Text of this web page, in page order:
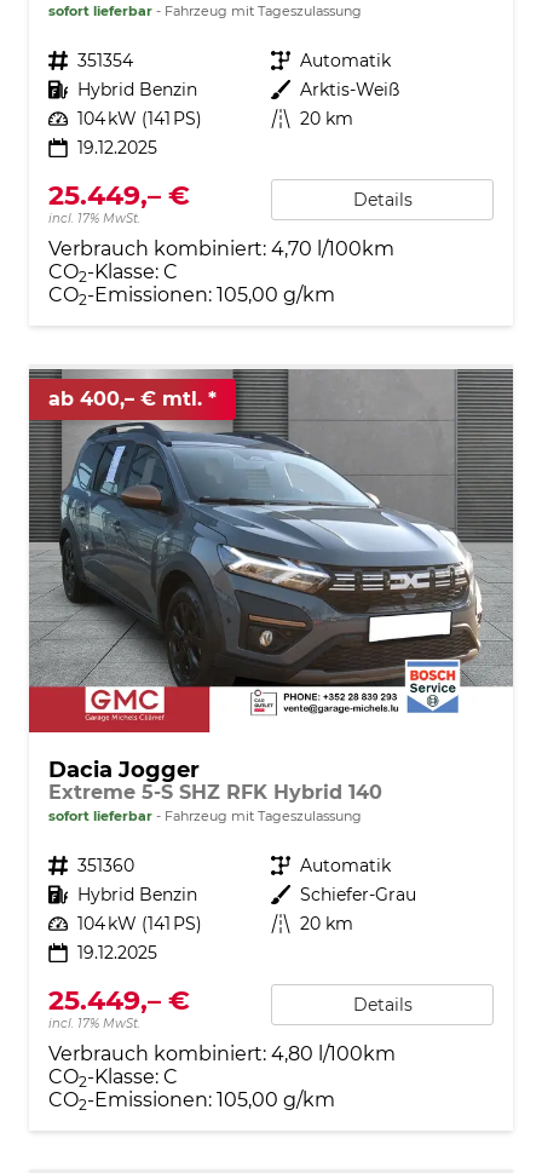
sofort lieferbar Fahrzeug mit Tageszulassung
Fahrzeugnr. 351354 Getriebe Automatik
Kraftstoff Hybrid Benzin Außenfarbe Arktis-Weiß
Leistung 104 kW (141 PS) Kilometerstand 20 km
19.12.2025
25.449,– €
incl. 17% MwSt.
Details
Verbrauch kombiniert: 4,70 l/100km
CO2-Klasse: C
CO2-Emissionen: 105,00 g/km
ab 400,– € mtl.
Dacia Jogger
Extreme 5-S SHZ RFK Hybrid 140
sofort lieferbar Fahrzeug mit Tageszulassung
Fahrzeugnr. 351360 Getriebe Automatik
Kraftstoff Hybrid Benzin Außenfarbe Schiefer-Grau
Leistung 104 kW (141 PS) Kilometerstand 20 km
19.12.2025
25.449,– €
incl. 17% MwSt.
Details
Verbrauch kombiniert: 4,80 l/100km
CO2-Klasse: C
CO2-Emissionen: 105,00 g/km